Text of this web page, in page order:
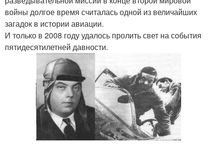
войны долгое время считалась одной из величайших
загадок в истории авиации.
И только в 2008 году удалось пролить свет на события
пятидесятилетней давности.